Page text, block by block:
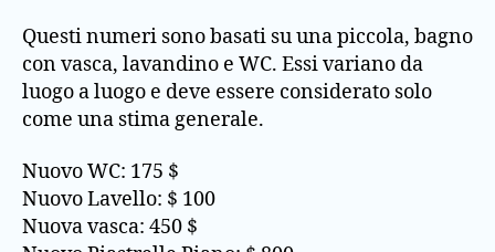
Questi numeri sono basati su una piccola, bagno
con vasca, lavandino e WC. Essi variano da
luogo a luogo e deve essere considerato solo
come una stima generale.
Nuovo WC: 175 $
Nuovo Lavello: $ 100
Nuova vasca: 450 $